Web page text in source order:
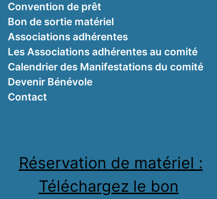
Convention de prêt
Bon de sortie matériel
Associations adhérentes
Les Associations adhérentes au comité
Calendrier des Manifestations du comité
Devenir Bénévole
Contact
Réservation de matériel :
Téléchargez le bon